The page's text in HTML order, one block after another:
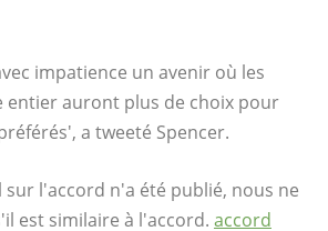
impatience un avenir où les
entier auront plus de choix pour
a tweeté Spencer.
l'accord n'a été publié, nous ne
est similaire à l'accord. accord